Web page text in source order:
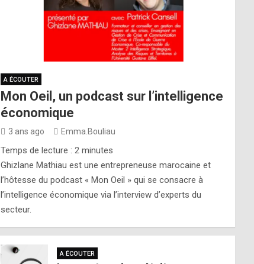
A ÉCOUTER
Mon Oeil, un podcast sur l’intelligence
économique
3 ans ago Emma.Bouliau
Temps de lecture :2 minutes
Ghizlane Mathiau est une entrepreneuse marocaine et
l’hôtesse du podcast « Mon Oeil » qui se consacre à
l’intelligence économique via l’interview d’experts du
secteur.
A ÉCOUTER